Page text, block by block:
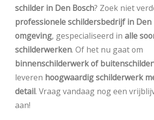
schilder in Den Bosch? Zoek niet
professionele schildersbedrijf in Den
omgeving, gespecialiseerd in alle
schilderwerken. Of het nu gaat om
binnenschilderwerk of
leveren hoogwaardig schilderwerk
detail. Vraag vandaag nog een
aan!